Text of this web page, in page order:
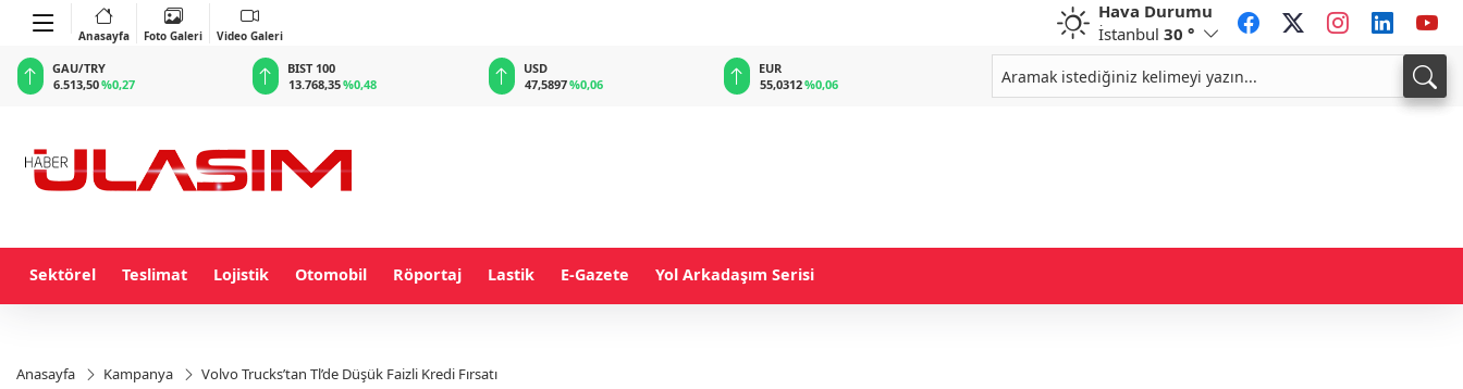
Anasayfa Foto Galeri Video Galeri
Hava Durumu
İstanbul 30 °
BIST 100
13.768,35%0,48
USD
47,5897%0,06
EUR
55,0312 %0,06
GBP
64,1972%0,18
CHF
58,7381 %-0,32
33,9853
Sektörel Teslimat Lojistik Otomobil Röportaj Lastik E-Gazete Yol Arkadaşım Serisi
Anasayfa Kampanya Volvo Trucks’tan Tl’de Düşük Faizli Kredi Fırsatı